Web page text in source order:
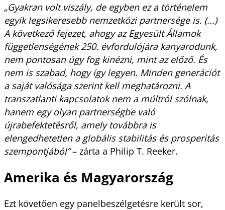
„Gyakran volt viszály, de egyben ez a történelem
egyik legsikeresebb nemzetközi partnersége is. (...)
A következő fejezet, ahogy az Egyesült Államok
függetlenségének 250. évfordulójára kanyarodunk,
nem pontosan úgy fog kinézni, mint az előző. És
nem is szabad, hogy így legyen. Minden generációt
a saját valósága szerint kell meghatározni. A
transzatlanti kapcsolatok nem a múltról szólnak,
hanem egy olyan partnerségbe való
újrabefektetésről, amely továbbra is
elengedhetetlen a globális stabilitás és prosperitás
szempontjából”– zárta a Philip T. Reeker.
Amerika és Magyarország
Ezt követően egy panelbeszélgetésre került sor,